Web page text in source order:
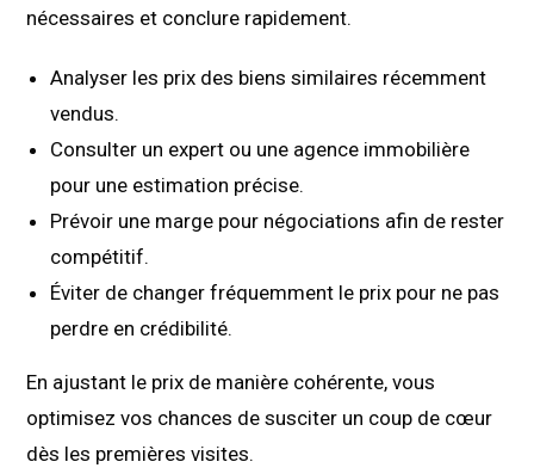
nécessaires et conclure rapidement.
Analyser les prix des biens similaires récemment
vendus.
Consulter un expert ou une agence immobilière
pour une estimation précise.
Prévoir une marge pour négociations afin de rester
compétitif.
Éviter de changer fréquemment le prix pour ne pas
perdre en crédibilité.
En ajustant le prix de manière cohérente, vous
optimisez vos chances de susciter un coup de cœur
dès les premières visites.